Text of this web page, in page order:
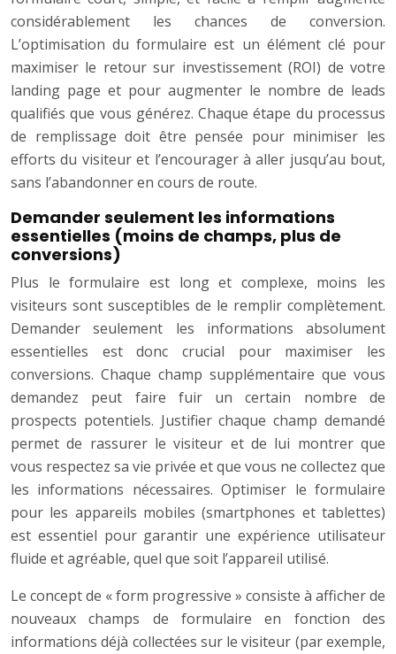
considérablement les chances de conversion.
L’optimisation du formulaire est un élément clé pour
maximiser le retour sur investissement (ROI) de votre
landing page et pour augmenter le nombre de leads
qualifiés que vous générez. Chaque étape du processus
de remplissage doit être pensée pour minimiser les
efforts du visiteur et l’encourager à aller jusqu’au bout,
sans l’abandonner en cours de route.
Demander seulement les informations
essentielles (moins de champs, plus de
conversions)
Plus le formulaire est long et complexe, moins les
visiteurs sont susceptibles de le remplir complètement.
Demander seulement les informations absolument
essentielles est donc crucial pour maximiser les
conversions. Chaque champ supplémentaire que vous
demandez peut faire fuir un certain nombre de
prospects potentiels. Justifier chaque champ demandé
permet de rassurer le visiteur et de lui montrer que
vous respectez sa vie privée et que vous ne collectez que
les informations nécessaires. Optimiser le formulaire
pour les appareils mobiles (smartphones et tablettes)
est essentiel pour garantir une expérience utilisateur
fluide et agréable, quel que soit l’appareil utilisé.
Le concept de « form progressive » consiste à afficher de
nouveaux champs de formulaire en fonction des
informations déjà collectées sur le visiteur (par exemple,